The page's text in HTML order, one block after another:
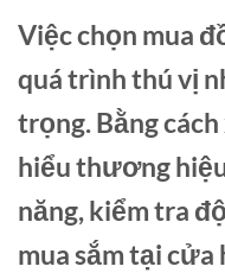
Việc chọn mua
quá trình thú vị
trọng. Bằng
hiểu thương
năng, kiểm tra
mua sắm tại cửa